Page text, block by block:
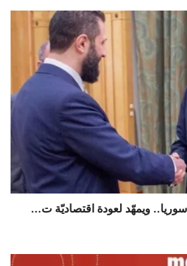
ويمهّد لعودة اقتصاديّة ت...